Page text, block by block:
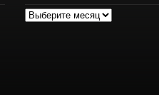
Архив